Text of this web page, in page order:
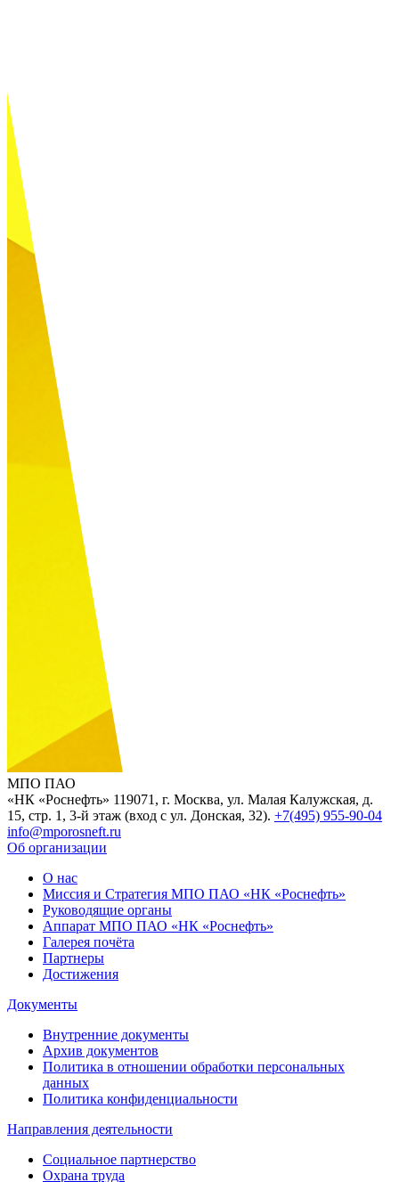
МПО ПАО
«НК «Роснефть» 119071, г. Москва, ул. Малая Калужская, д.
15, стр. 1, 3-й этаж (вход с ул. Донская, 32). +7(495) 955-90-04
info@mporosneft.ru
Об организации
О нас
Миссия и Стратегия МПО ПАО «НК «Роснефть»
Руководящие органы
Аппарат МПО ПАО «НК «Роснефть»
Галерея почёта
Партнеры
Достижения
Документы
Внутренние документы
Архив документов
Политика в отношении обработки персональных
данных
Политика конфиденциальности
Направления деятельности
Социальное партнерство
Охрана труда